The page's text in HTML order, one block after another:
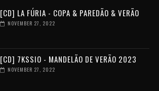
[CD] LA FÚRIA - COPA & PAREDÃO & VERÃO
NOVEMBER 27, 2022
[CD] 7KSSIO - MANDELÃO DE VERÃO 2023
NOVEMBER 27, 2022